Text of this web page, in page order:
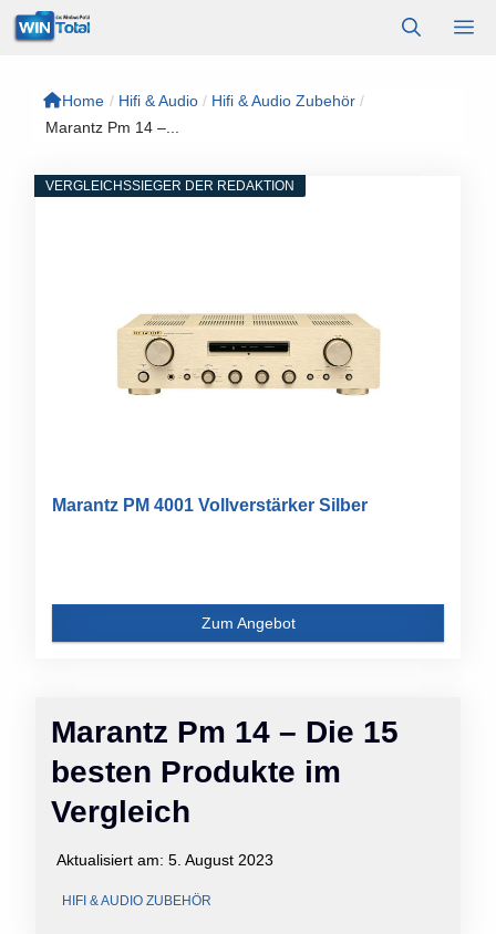
Zum
Inhalt
Home / Hifi & Audio / Hifi & Audio Zubehör /
Marantz Pm 14 –...
Marantz Pm 14 – Die 15
besten Produkte im
Vergleich
Aktualisiert am: 5. August 2023
HIFI & AUDIO ZUBEHÖR
VERGLEICHSSIEGER DER REDAKTION
Marantz PM 4001 Vollverstärker Silber
Zum Angebot